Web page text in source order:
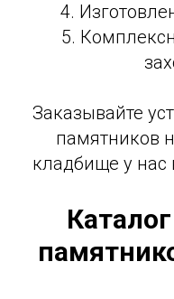
4.
5.
Заказывайте
памятников
кладбище у нас